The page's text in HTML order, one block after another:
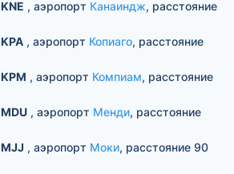
KNE , аэропорт Канаиндж, расстояние
KPA , аэропорт Копиаго, расстояние
KPM , аэропорт Компиам, расстояние
MDU , аэропорт Менди, расстояние
MJJ , аэропорт Моки, расстояние 90